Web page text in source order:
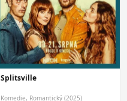
Splitsville
Komedie, Romantický (2025)